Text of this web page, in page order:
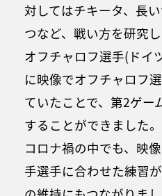
対してはチキータ、長
つなど、戦い方を研究
オフチャロフ選手(ドイ
に映像でオフチャロフ
ていたことで、第2ゲー
することができました。
コロナ禍の中でも、映
手選手に合わせた練習